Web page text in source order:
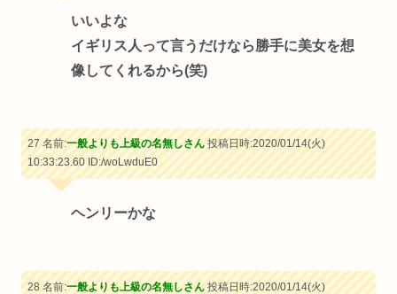
いいよな
イギリス人って言うだけなら勝手に美女を想
像してくれるから(笑)
27 名前:一般よりも上級の名無しさん投稿日時:2020/01/14(火)
10:33:23.60ID:/woLwduE0
ヘンリーかな
28 名前:一般よりも上級の名無しさん投稿日時:2020/01/14(火)